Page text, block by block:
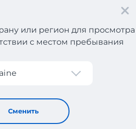
или регион для просмотра
с местом пребывания
Сменить
интернет-магазинов